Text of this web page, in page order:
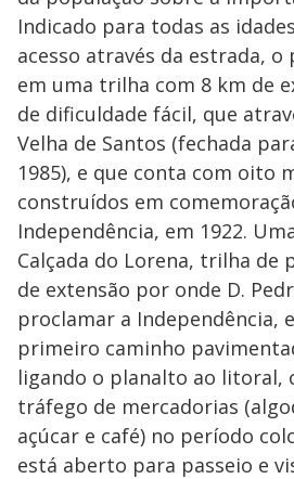
Indicado para todas as
acesso através da estrada, o
em uma trilha com 8 km de
de dificuldade fácil, que
Velha de Santos (fechada
1985), e que conta com oito
construídos em
Independência, em 1922.
Calçada do Lorena, trilha de
de extensão por onde D.
proclamar a Independência,
primeiro caminho
ligando o planalto ao litoral,
tráfego de mercadorias
açúcar e café) no período
está aberto para passeio e